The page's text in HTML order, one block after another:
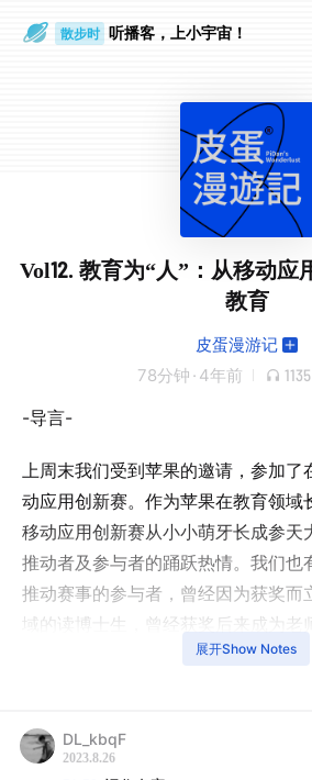
散步时 听播客，上小宇宙！
Vol12. 教育为“人”：从移动应
教育
皮蛋漫游记
78分钟 · 4年前 1135
-导言-
上周末我们受到苹果的邀请，参加了
动应用创新赛。作为苹果在教育领域
移动应用创新赛从小小萌牙长成参天
推动者及参与者的踊跃热情。我们也
推动赛事的参与者，曾经因为获奖而
域的读博士生，曾经获奖后来成为老
育发光发热的亲历者，我们请他们从
坚持和投入的原因。
展开Show Notes
DL_kbqF
2023.8.26